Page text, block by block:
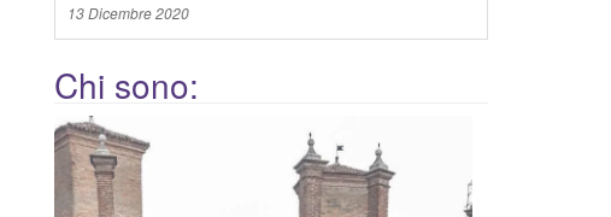
13 Dicembre 2020
Chi sono: